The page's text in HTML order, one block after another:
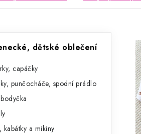
dětské oblečení
capáčky
punčocháče, spodní prádlo
kabátky a mikiny